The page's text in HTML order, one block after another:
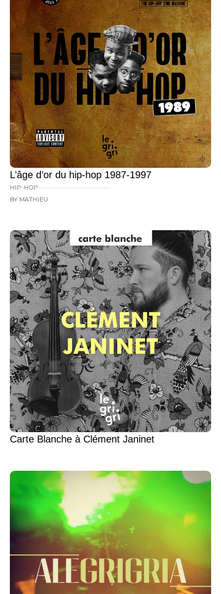
L’âge d’or du hip-hop 1987-1997
HIP-HOP
BY MATHIEU
Carte Blanche à Clément Janinet